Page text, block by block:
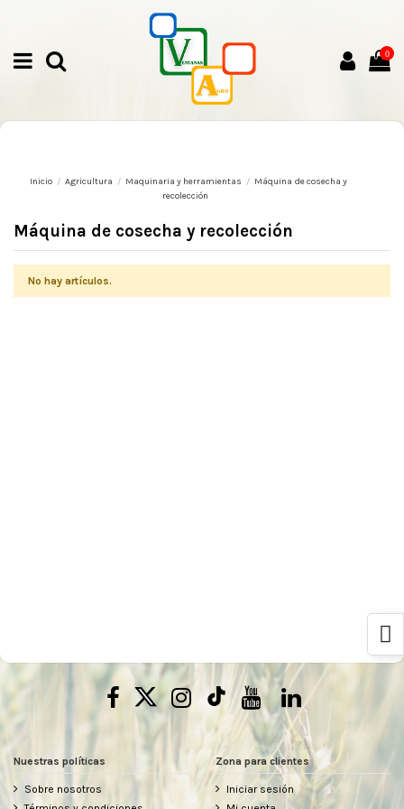
0
Inicio Agricultura Maquinaria y herramientas
Máquina de cosecha y
recolección
Máquina de cosecha y recolección
No hay artículos.
Nuestras políticas
Sobre nosotros
Zona para clientes
Iniciar sesión